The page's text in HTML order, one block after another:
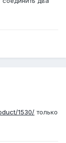
1530/ только